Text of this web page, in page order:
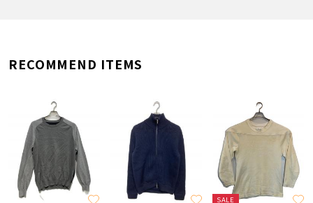
RECOMMEND ITEMS
SALE